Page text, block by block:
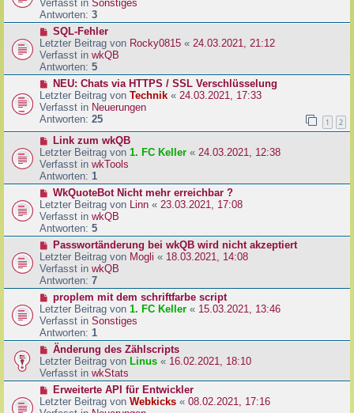
i
t
a
g
e
r
B
e
i
t
a
g
Verfasst in Sonstiges
Antworten: 3
N
e
u
e
r
B
e
i
t
a
g
SQL-Fehler
Letzter Beitrag von Rocky0815 « 24.03.2021, 21:12
Verfasst in wkQB
Antworten: 5
N
e
u
e
r
B
e
i
t
a
g
NEU: Chats via HTTPS / SSL Verschlüsselung
Letzter Beitrag von Technik « 24.03.2021, 17:33
Verfasst in Neuerungen
Antworten: 25 1 2
N
e
u
e
r
B
e
i
t
a
g
Link zum wkQB
Letzter Beitrag von 1. FC Keller « 24.03.2021, 12:38
Verfasst in wkTools
Antworten: 1
N
e
u
e
r
B
e
i
t
a
g
WkQuoteBot Nicht mehr erreichbar ?
Letzter Beitrag von Linn « 23.03.2021, 17:08
Verfasst in wkQB
Antworten: 5
N
e
u
e
r
B
e
i
t
a
g
Passwortänderung bei wkQB wird nicht akzeptiert
Letzter Beitrag von Mogli « 18.03.2021, 14:08
Verfasst in wkQB
Antworten: 7
N
e
u
e
r
B
e
i
r
proplem mit dem schriftfarbe script
Letzter Beitrag von 1. FC Keller « 15.03.2021, 13:46
Verfasst in Sonstiges
Antworten: 1
N
e
u
e
r
B
Änderung des Zählscripts
Letzter Beitrag von Linus « 16.02.2021, 18:10
Verfasst in wkStats
N
e
Erweiterte API für Entwickler
Letzter Beitrag von Webkicks « 08.02.2021, 17:16